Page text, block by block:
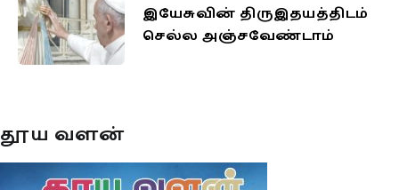
இயேசுவின் திருஇதயத்திடம்
செல்ல அஞ்சவேண்டாம்
தூய வளன்